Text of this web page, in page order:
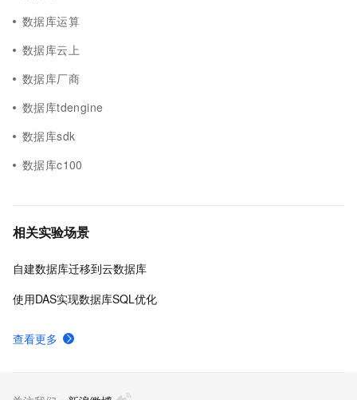
数据库运算
数据库云上
数据库厂商
数据库tdengine
数据库sdk
数据库c100
相关实验场景
自建数据库迁移到云数据库
使用DAS实现数据库SQL优化
查看更多